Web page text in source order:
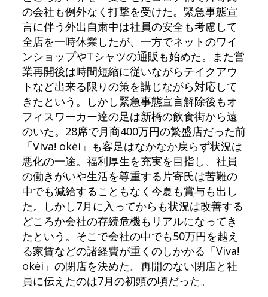
の会社も例外なく打撃を受けた。緊急事態宣
言に伴う外出自粛中は社員の安全も考慮して
全店を一時休業したが、一方でネットのワイ
ンショップやTシャツの通販も始めた。また営
業再開後は時間短縮に従いながらテイクアウ
トなど出来る限りの策を講じながら対応して
きたという。しかし緊急事態宣言解除後もオ
フィスワーカー達の足は新橋の飲食街から遠
のいた。28席で月商400万円の繁盛店だった前
「Viva! okėi」も客足はなかなか戻らず状況は
悪化の一途。福利厚生を充実を目指し、社員
の働きがいや生活を尊重する片寄氏は苦難の
中でも減給することもなく今夏も賞与も出し
た。しかし7月に入ってからも状況は改善する
どころか会社の存続危機もリアルになってき
たという。そこで会社の中でも50万円を越え
る家賃などの諸経費が重くのしかかる「Viva!
okėi」の閉店を決めた。再開のない閉店と社
員に伝えたのは7月の初頭の頃だった。